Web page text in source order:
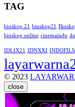
TAG
bioskop 21 bioskop21
bioskop online cinemaindo
IDLIX21 IDNXXI
© 2023
close